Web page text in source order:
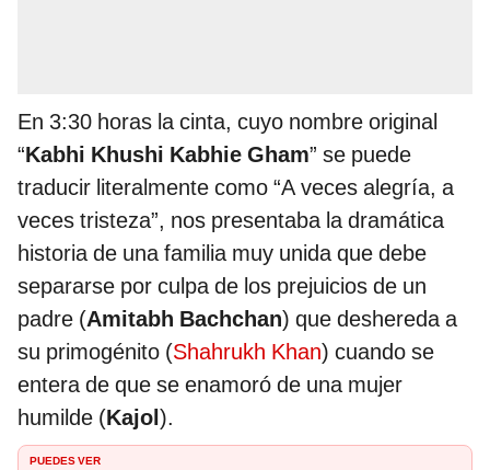
En 3:30 horas la cinta, cuyo nombre original
“Kabhi Khushi Kabhie Gham” se puede
traducir literalmente como “A veces alegría, a
veces tristeza”, nos presentaba la dramática
historia de una familia muy unida que debe
separarse por culpa de los prejuicios de un
padre (Amitabh Bachchan) que deshereda a
su primogénito (Shahrukh Khan) cuando se
entera de que se enamoró de una mujer
humilde (Kajol).
PUEDES VER